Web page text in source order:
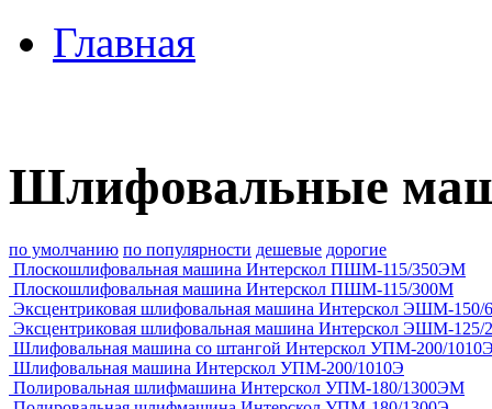
Главная
Шлифовальные
по умолчанию по популярности дешевые дорогие
Плоскошлифовальная машина Интерскол ПШМ-115/350ЭМ
Плоскошлифовальная машина Интерскол ПШМ-115/300М
Эксцентриковая шлифовальная машина Интерскол ЭШМ-150/
Эксцентриковая шлифовальная машина Интерскол ЭШМ-125/
Шлифовальная машина со штангой Интерскол УПМ-200/
Шлифовальная машина Интерскол УПМ-200/1010Э
Полировальная шлифмашина Интерскол УПМ-180/1300ЭМ